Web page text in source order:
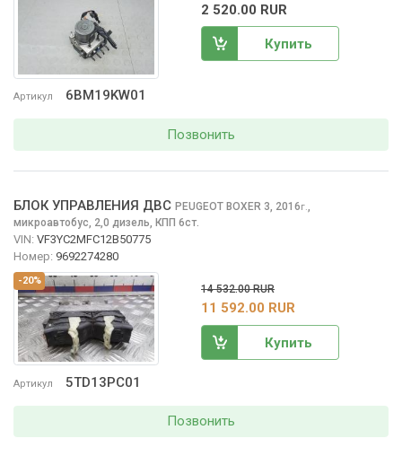
Артикул 6BM19KW01
2 520.00 RUR
Купить
Позвонить
-20%
Артикул 5TD13PC01
БЛОК УПРАВЛЕНИЯ ДВС PEUGEOT BOXER 3, 2016г.,
микроавтобус, 2,0 дизель, КПП 6ст.
VIN: VF3YC2MFC12B50775
Номер: 9692274280
14 532.00 RUR
11 592.00 RUR
Купить
Позвонить